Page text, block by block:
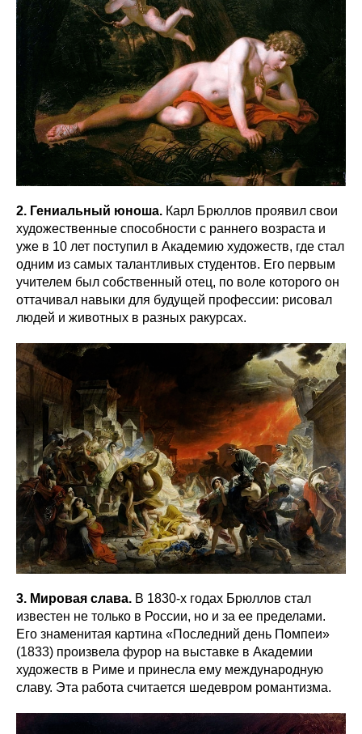
2. Гениальный юноша. Карл Брюллов проявил свои
художественные способности с раннего возраста и
уже в 10 лет поступил в Академию художеств, где стал
одним из самых талантливых студентов. Его первым
учителем был собственный отец, по воле которого он
оттачивал навыки для будущей профессии: рисовал
людей и животных в разных ракурсах.
3. Мировая слава. В 1830-х годах Брюллов стал
известен не только в России, но и за ее пределами.
Его знаменитая картина «Последний день Помпеи»
(1833) произвела фурор на выставке в Академии
художеств в Риме и принесла ему международную
славу. Эта работа считается шедевром романтизма.